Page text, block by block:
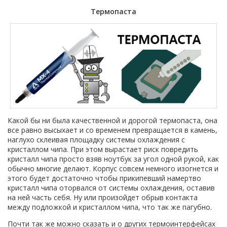
Термопаста
Какой бы ни была качественной и дорогой термопаста, она
все равно высыхает и со временем превращается в камень,
наглухо склеивая площадку системы охлаждения с
кристаллом чипа. При этом вырастает риск повредить
кристалл чипа просто взяв ноутбук за угол одной рукой, как
обычно многие делают. Корпус совсем немного изогнется и
этого будет достаточно чтобы прикипевший намертво
кристалл чипа оторвался от системы охлаждения, оставив
на ней часть себя. Ну или произойдет обрыв контакта
между подложкой и кристаллом чипа, что так же пагубно.
Почти так же можно сказать и о других термоинтерфейсах